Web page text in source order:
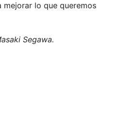
mejorar lo que queremos
Segawa.